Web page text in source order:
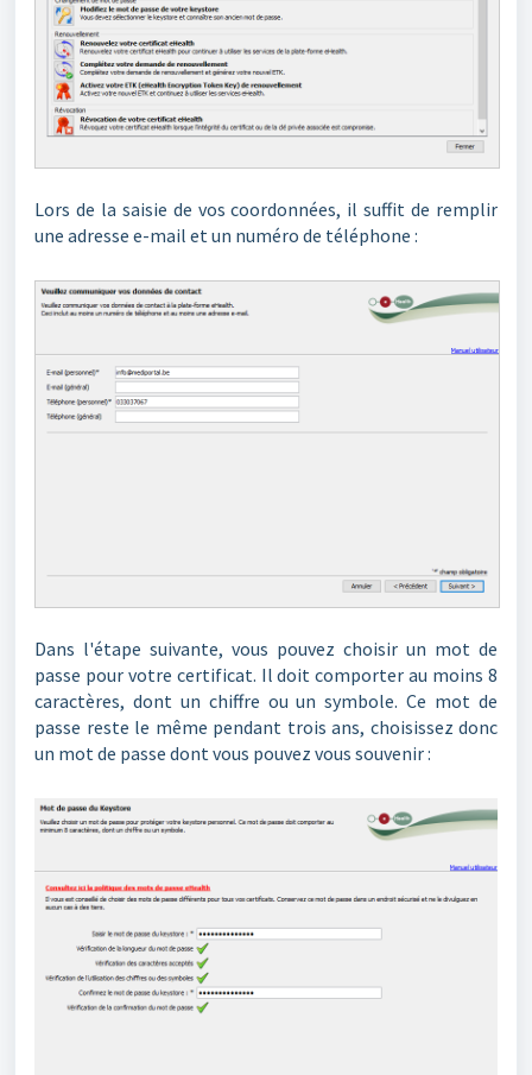
Lors de la saisie de vos coordonnées, il suffit de remplir
une adresse e-mail et un numéro de téléphone :
Dans l'étape suivante, vous pouvez choisir un mot de
passe pour votre certificat. Il doit comporter au moins 8
caractères, dont un chiffre ou un symbole. Ce mot de
passe reste le même pendant trois ans, choisissez donc
un mot de passe dont vous pouvez vous souvenir :